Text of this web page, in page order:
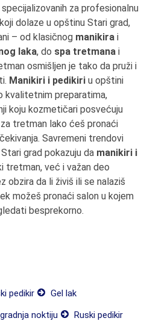
specijalizovanih za profesionalnu
dolaze u opštinu Stari grad,
– od klasičnog manikira i
laka, do spa tretmana i
osmišljen je tako da pruži i
Manikiri i pedikiri u opštini
kvalitetnim preparatima,
koju kozmetičari posvećuju
tretman lako ćeš pronaći
Savremeni trendovi
grad pokazuju da manikiri i
tretman, već i važan deo
obzira da li živiš ili se nalaziš
možeš pronaći salon u kojem
besprekorno.
pedikir
Gel lak
noktiju
Ruski pedikir